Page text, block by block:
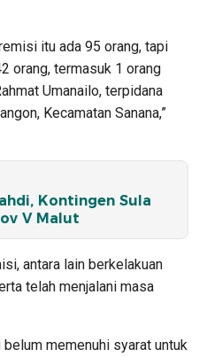
itu ada 95 orang, tapi
orang, termasuk 1 orang
Umanailo, terpidana
Kecamatan Sanana,”
Kontingen Sula
V Malut
antara lain berkelakuan
telah menjalani masa
belum memenuhi syarat untuk